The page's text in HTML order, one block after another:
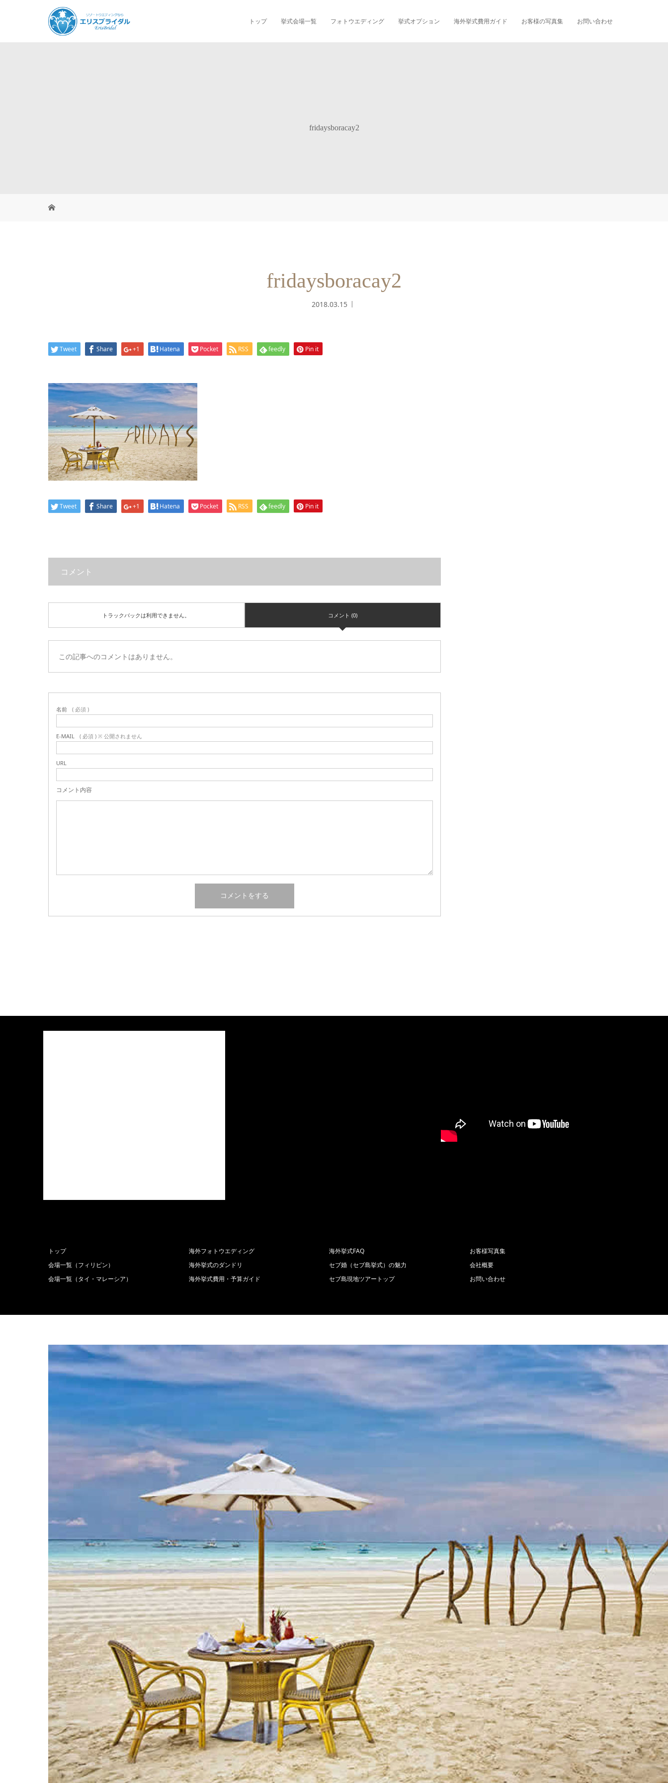
トップ 挙式会場一覧 フォトウエディング 挙式オプション 海外挙式費用ガイド お客様の写真集 お問い合わせ
fridaysboracay2
fridaysboracay2
2018.03.15
Tweet Share +1 Hatena Pocket RSS feedly Pin it
Tweet Share +1 Hatena Pocket RSS feedly Pin it
コメント
トラックバックは利用できません。 コメント (0)
この記事へのコメントはありません。
名前 ( 必須 )
E-MAIL ( 必須 ) ※ 公開されません
URL
コメント内容
トップ
会場一覧（フィリピン）
会場一覧（タイ・マレーシア）
海外フォトウエディング
海外挙式のダンドリ
海外挙式費用・予算ガイド
海外挙式FAQ
セブ婚（セブ島挙式）の魅力
セブ島現地ツアートップ
お客様写真集
会社概要
お問い合わせ